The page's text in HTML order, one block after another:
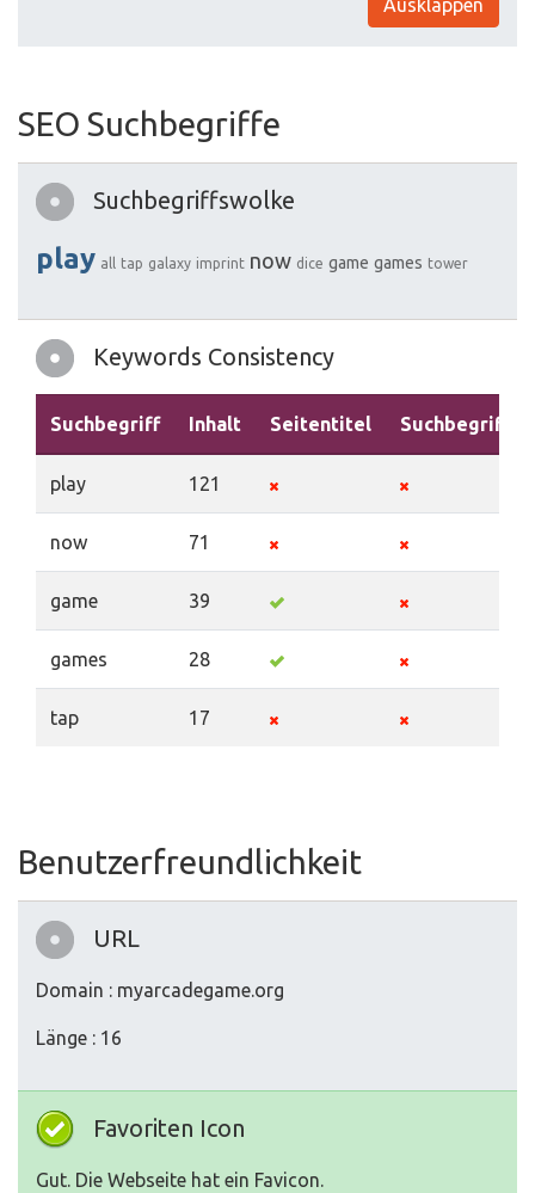
Ausklappen
SEO Suchbegriffe
Suchbegriffswolke
play all tap galaxy imprint now dice game games tower
Keywords Consistency
Suchbegriff Inhalt Seitentitel Suchbegriffe
play 121
now 71
game 39
games 28
tap 17
Benutzerfreundlichkeit
URL
Domain : myarcadegame.org
Länge : 16
Favoriten Icon
Gut. Die Webseite hat ein Favicon.